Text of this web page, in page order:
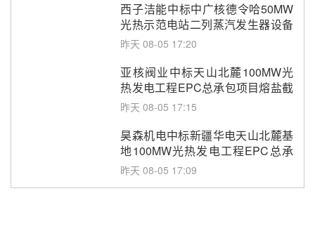
西子洁能中标中广核德令哈50MW
光热示范电站二列蒸汽发生器设备
采购
昨天 08-05 17:20
亚核阀业中标天山北麓100MW光
热发电工程EPC总承包项目熔盐截
止阀、熔盐三偏心蝶阀采购
昨天 08-05 17:15
昊森机电中标新疆华电天山北麓基
地100MW光热发电工程EPC总承
包项目熔盐介质超声波流量计采购
昨天 08-05 17:09